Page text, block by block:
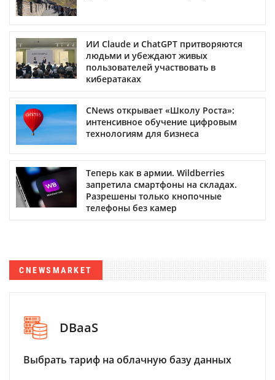
ИИ Claude и ChatGPT притворяются
людьми и убеждают живых
пользователей участвовать в
кибератаках
CNews открывает «Школу Роста»:
интенсивное обучение цифровым
технологиям для бизнеса
Теперь как в армии. Wildberries
запретила смартфоны на складах.
Разрешены только кнопочные
телефоны без камер
CNEWSMARKET
DBaaS
Выбрать тариф на облачную базу данных